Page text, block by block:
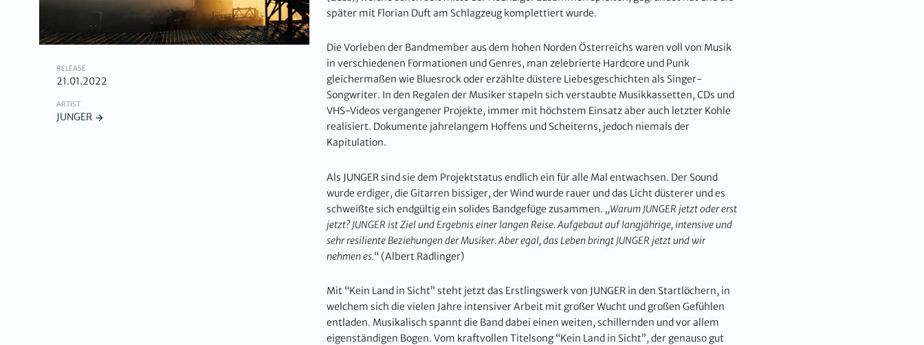
RELEASE
21.01.2022
ARTIST
JUNGER
später mit Florian Duft am Schlagzeug komplettiert wurde.
Die Vorleben der Bandmember aus dem hohen Norden Österreichs waren voll von Musik
in verschiedenen Formationen und Genres, man zelebrierte Hardcore und Punk
gleichermaßen wie Bluesrock oder erzählte düstere Liebesgeschichten als Singer-
Songwriter. In den Regalen der Musiker stapeln sich verstaubte Musikkassetten, CDs und
VHS-Videos vergangener Projekte, immer mit höchstem Einsatz aber auch letzter Kohle
realisiert. Dokumente jahrelangem Hoffens und Scheiterns, jedoch niemals der
Kapitulation.
Als JUNGER sind sie dem Projektstatus endlich ein für alle Mal entwachsen. Der Sound
wurde erdiger, die Gitarren bissiger, der Wind wurde rauer und das Licht düsterer und es
schweißte sich endgültig ein solides Bandgefüge zusammen. „Warum JUNGER jetzt oder erst
jetzt? JUNGER ist Ziel und Ergebnis einer langen Reise. Aufgebaut auf langjährige, intensive und
sehr resiliente Beziehungen der Musiker. Aber egal, das Leben bringt JUNGER jetzt und wir
nehmen es.“ (Albert Radlinger)
Mit “Kein Land in Sicht” steht jetzt das Erstlingswerk von JUNGER in den Startlöchern, in
welchem sich die vielen Jahre intensiver Arbeit mit großer Wucht und großen Gefühlen
entladen. Musikalisch spannt die Band dabei einen weiten, schillernden und vor allem
eigenständigen Bogen. Vom kraftvollen Titelsong “Kein Land in Sicht”, der genauso gut